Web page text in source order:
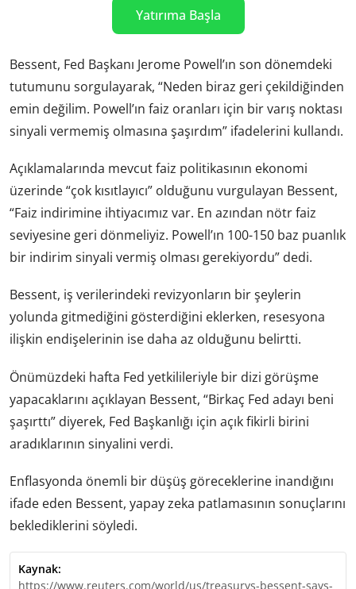
Yatırıma Başla
Bessent, Fed Başkanı Jerome Powell’ın son dönemdeki
tutumunu sorgulayarak, “Neden biraz geri çekildiğinden
emin değilim. Powell’ın faiz oranları için bir varış noktası
sinyali vermemiş olmasına şaşırdım” ifadelerini kullandı.
Açıklamalarında mevcut faiz politikasının ekonomi
üzerinde “çok kısıtlayıcı” olduğunu vurgulayan Bessent,
“Faiz indirimine ihtiyacımız var. En azından nötr faiz
seviyesine geri dönmeliyiz. Powell’ın 100-150 baz puanlık
bir indirim sinyali vermiş olması gerekiyordu” dedi.
Bessent, iş verilerindeki revizyonların bir şeylerin
yolunda gitmediğini gösterdiğini eklerken, resesyona
ilişkin endişelerinin ise daha az olduğunu belirtti.
Önümüzdeki hafta Fed yetkilileriyle bir dizi görüşme
yapacaklarını açıklayan Bessent, “Birkaç Fed adayı beni
şaşırttı” diyerek, Fed Başkanlığı için açık fikirli birini
aradıklarının sinyalini verdi.
Enflasyonda önemli bir düşüş göreceklerine inandığını
ifade eden Bessent, yapay zeka patlamasının sonuçlarını
beklediklerini söyledi.
Kaynak:
https://www.reuters.com/world/us/treasurys-bessent-says-